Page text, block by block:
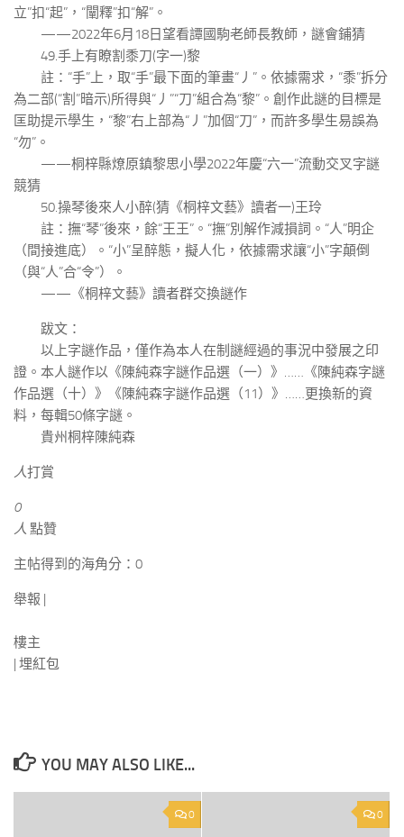
立”扣“起”，“闡釋”扣“解”。
——2022年6月18日望看譚國駒老師長教師，謎會鋪猜
49.手上有瞭割黍刀(字一)黎
註：“手”上，取“手”最下面的筆畫“丿”。依據需求，“黍”拆分
為二部(“割”暗示)所得與“丿”“刀”組合為“黎”。創作此謎的目標是
匡助提示學生，“黎”右上部為“丿”加個“刀”，而許多學生易誤為
“勿”。
——桐梓縣燎原鎮黎思小學2022年慶“六一”流動交叉字謎
競猜
50.操琴後來人小醉(猜《桐梓文藝》讀者一)王玲
註：撫“琴”後來，餘“王王”。“撫”別解作減損詞。“人”明企
（間接進底）。“小”呈醉態，擬人化，依據需求讓“小”字顛倒
（與“人”合“令”）。
——《桐梓文藝》讀者群交換謎作
跋文：
以上字謎作品，僅作為本人在制謎經過的事況中發展之印
證。本人謎作以《陳純森字謎作品選（一）》……《陳純森字謎
作品選（十）》《陳純森字謎作品選（11）》……更換新的資
料，每輯50條字謎。
貴州桐梓陳純森
人打賞
0
人 點贊
主帖得到的海角分： 0
舉報 |
樓主
| 埋紅包
YOU MAY ALSO LIKE...
0 0